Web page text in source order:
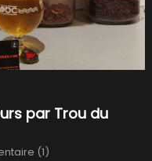
par Trou du
(1)